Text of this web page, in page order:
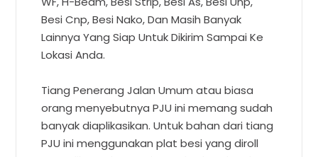
Besi Cnp, Besi Nako, Dan Masih Banyak
Lainnya Yang Siap Untuk Dikirim Sampai Ke
Lokasi Anda.
Tiang Penerang Jalan Umum atau biasa
orang menyebutnya PJU ini memang sudah
banyak diaplikasikan. Untuk bahan dari tiang
PJU ini menggunakan plat besi yang diroll